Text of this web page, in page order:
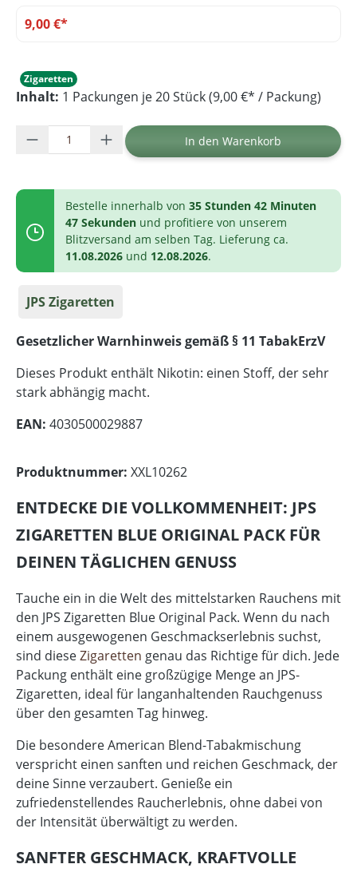
9,00 €*
Zigaretten
Inhalt: 1 Packungen je 20 Stück (9,00 €* / Packung)
Produkt Anzahl: Gib den gewünschten
In den Warenkorb
Bestelle innerhalb von 35 Stunden 42 Minuten
47 Sekunden und profitiere von unserem
Blitzversand am selben Tag. Lieferung ca.
11.08.2026 und 12.08.2026.
JPS Zigaretten
Gesetzlicher Warnhinweis gemäß § 11 TabakErzV
Dieses Produkt enthält Nikotin: einen Stoff, der sehr
stark abhängig macht.
EAN: 4030500029887
Produktnummer: XXL10262
ENTDECKE DIE VOLLKOMMENHEIT: JPS
ZIGARETTEN BLUE ORIGINAL PACK FÜR
DEINEN TÄGLICHEN GENUSS
Tauche ein in die Welt des mittelstarken Rauchens mit
den JPS Zigaretten Blue Original Pack. Wenn du nach
einem ausgewogenen Geschmackserlebnis suchst,
sind dieseZigaretten genau das Richtige für dich. Jede
Packung enthält eine großzügige Menge an JPS-
Zigaretten, ideal für langanhaltenden Rauchgenuss
über den gesamten Tag hinweg.
Die besondere American Blend-Tabakmischung
verspricht einen sanften und reichen Geschmack, der
deine Sinne verzaubert. Genieße ein
zufriedenstellendes Raucherlebnis, ohne dabei von
der Intensität überwältigt zu werden.
SANFTER GESCHMACK, KRAFTVOLLE